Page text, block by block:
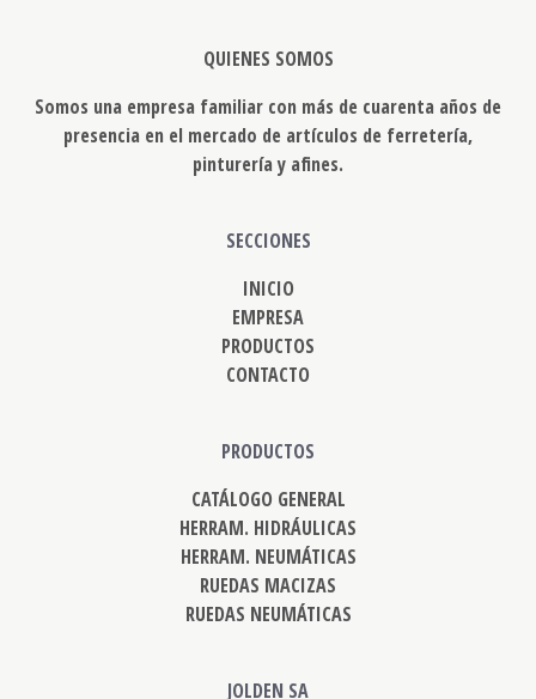
QUIENES SOMOS
Somos una empresa familiar con más de cuarenta años de
presencia en el mercado de artículos de ferretería,
pinturería y afines.
SECCIONES
INICIO
EMPRESA
PRODUCTOS
CONTACTO
PRODUCTOS
CATÁLOGO GENERAL
HERRAM. HIDRÁULICAS
HERRAM. NEUMÁTICAS
RUEDAS MACIZAS
RUEDAS NEUMÁTICAS
JOLDEN SA